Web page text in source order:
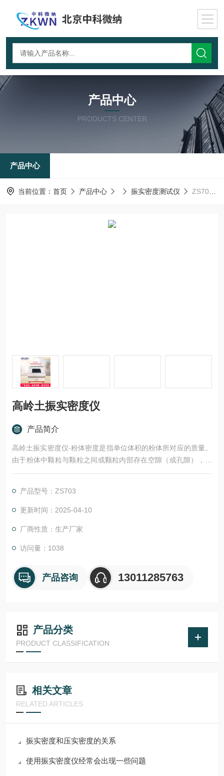
产品中心
PRODUCTS CENTER
产品中心
当前位置： 首页 产品中心 振实密度测试仪 ZS703高岭土振实密度仪
高岭土振实密度仪
产品简介
高岭土振实密度仪-粉体密度是指单位体积的粉体所对应的质量。
由于粉体中颗粒与颗粒之间或颗粒内部存在空隙（或孔隙），其
粉体的密度通常小于所对应物质的真密度。振实密度是指将盛在
产品型号：ZS703
更新时间：2025-04-10
厂商性质：生产厂家
访问量：1038
产品咨询 13011285763
产品分类
PRODUCT CLASSIFICATION
相关文章
RELATED ARTICLES
振实密度和压实密度的关系
使用振实密度仪经常会出现一些问题